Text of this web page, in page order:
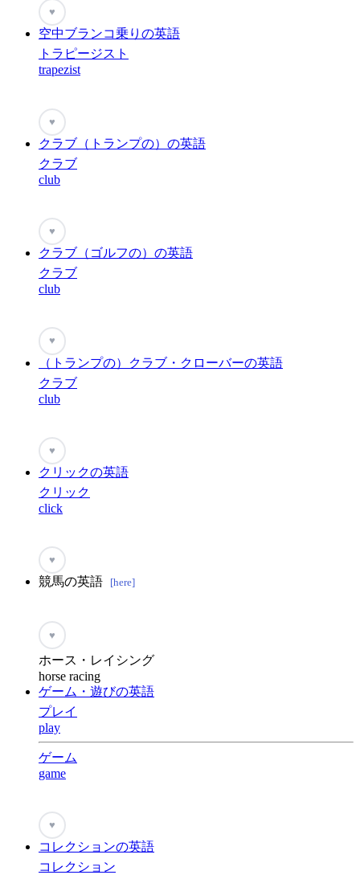
♥
空中ブランコ乗りの英語
トラピージスト
trapezist
♥
クラブ（トランプの）の英語
クラブ
club
♥
クラブ（ゴルフの）の英語
クラブ
club
♥
（トランプの）クラブ・クローバーの英語
クラブ
club
♥
クリックの英語
クリック
click
♥
競馬の英語 [here]
♥
ホース・レイシング
horse racing
ゲーム・遊びの英語
プレイ
play
ゲーム
game
♥
コレクションの英語
コレクション